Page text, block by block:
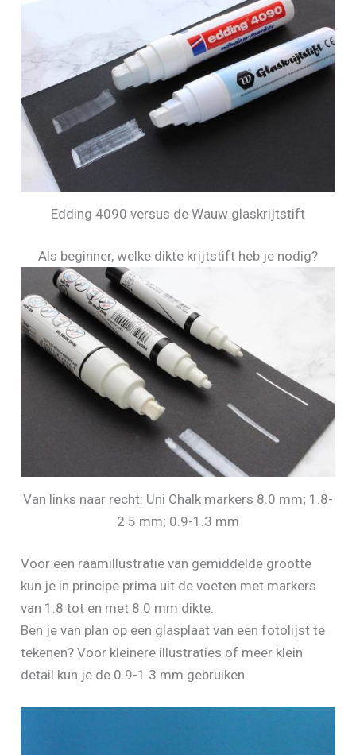
Edding 4090 versus de Wauw glaskrijtstift
Als beginner, welke dikte krijtstift heb je nodig?
Van links naar recht: Uni Chalk markers 8.0 mm; 1.8-
2.5 mm; 0.9-1.3 mm
Voor een raamillustratie van gemiddelde grootte
kun je in principe prima uit de voeten met markers
van 1.8 tot en met 8.0 mm dikte.
Ben je van plan op een glasplaat van een fotolijst te
tekenen? Voor kleinere illustraties of meer klein
detail kun je de 0.9-1.3 mm gebruiken.